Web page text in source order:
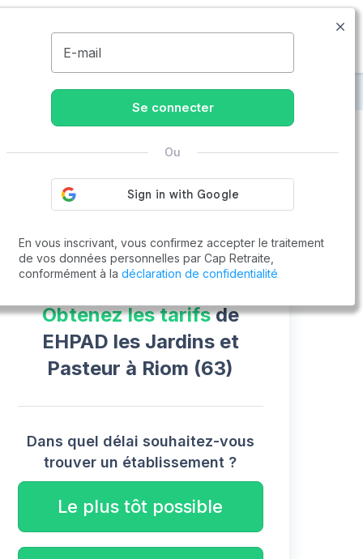
09.77.55.73.00
EHPAD les Jardins et Pasteur
Cap Retraite vous aide à trouver un emploi
Obtenez les tarifsde
EHPAD les Jardins et
Pasteur à Riom (63)
Dans quel délai souhaitez-vous
trouver un établissement ?
Le plus tôt possible
E-mail
Se connecter
Ou
En vous inscrivant, vous confirmez accepter le traitement
de vos données personnelles par Cap Retraite,
conformément à la déclaration de confidentialité